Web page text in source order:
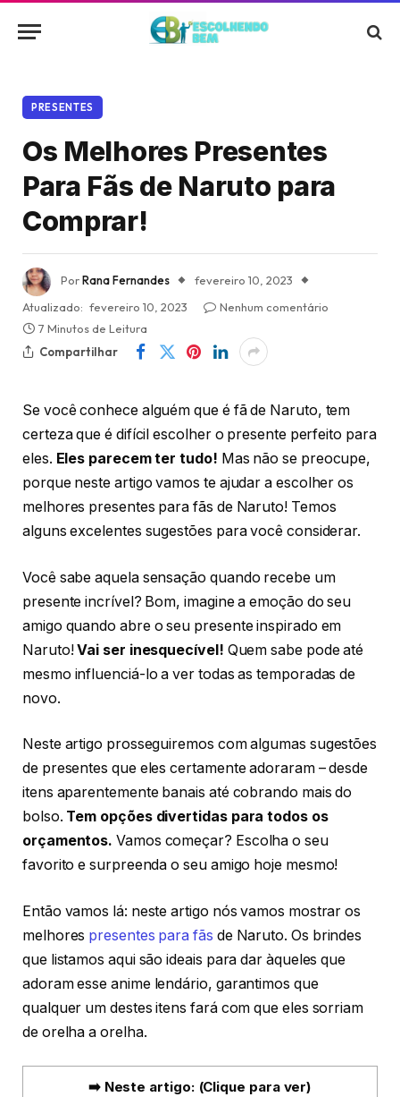
PRESENTES
Os Melhores Presentes
Para Fãs de Naruto para
Comprar!
PorRana Fernandes
fevereiro 10, 2023
Atualizado: fevereiro 10, 2023
Nenhum comentário
7 Minutos de Leitura
Compartilhar
Se você conhece alguém que é fã de Naruto, tem
certeza que é difícil escolher o presente perfeito para
eles. Eles parecem ter tudo! Mas não se preocupe,
porque neste artigo vamos te ajudar a escolher os
melhores presentes para fãs de Naruto! Temos
alguns excelentes sugestões para você considerar.
Você sabe aquela sensação quando recebe um
presente incrível? Bom, imagine a emoção do seu
amigo quando abre o seu presente inspirado em
Naruto!Vai ser inesquecível! Quem sabe pode até
mesmo influenciá-lo a ver todas as temporadas de
novo.
Neste artigo prosseguiremos com algumas sugestões
de presentes que eles certamente adoraram – desde
itens aparentemente banais até cobrando mais do
bolso. Tem opções divertidas para todos os
orçamentos. Vamos começar? Escolha o seu
favorito e surpreenda o seu amigo hoje mesmo!
Então vamos lá: neste artigo nós vamos mostrar os
melhores presentes para fãs de Naruto. Os brindes
que listamos aqui são ideais para dar àqueles que
adoram esse anime lendário, garantimos que
qualquer um destes itens fará com que eles sorriam
de orelha a orelha.
➡️ Neste artigo: (Clique para ver)